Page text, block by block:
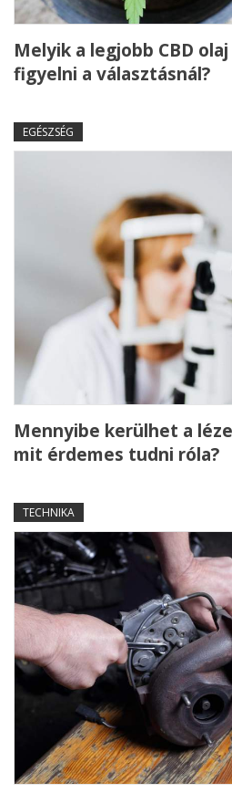
Melyik a legjobb CBD
figyelni a választásnál?
EGÉSZSÉG
Mennyibe kerülhet a
mit érdemes tudni róla?
TECHNIKA